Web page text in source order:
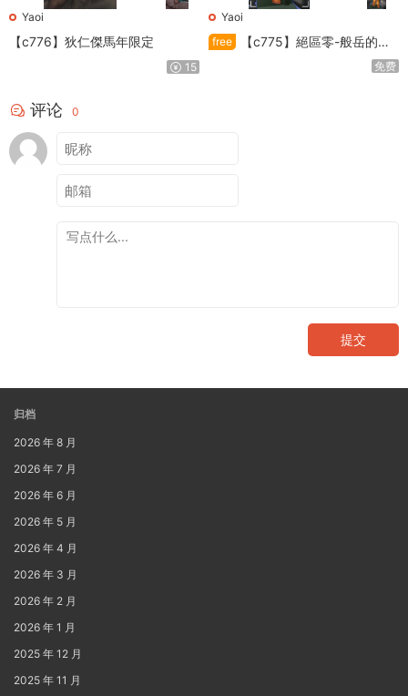
Yaoi
【c776】狄仁傑馬年限定
15
Yaoi
free
【c775】絕區零-般岳的訓
免费
评论 0
提交
归档
2026 年 8 月
2026 年 7 月
2026 年 6 月
2026 年 5 月
2026 年 4 月
2026 年 3 月
2026 年 2 月
2026 年 1 月
2025 年 12 月
2025 年 11 月